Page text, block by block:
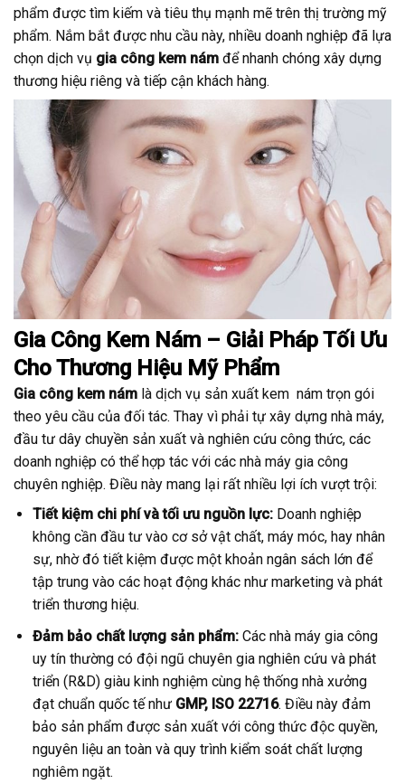
phẩm được tìm kiếm và tiêu thụ mạnh mẽ trên thị trường mỹ
phẩm. Nắm bắt được nhu cầu này, nhiều doanh nghiệp đã lựa
chọn dịch vụ gia công kem nám để nhanh chóng xây dựng
thương hiệu riêng và tiếp cận khách hàng.
Gia Công Kem Nám – Giải Pháp Tối Ưu
Cho Thương Hiệu Mỹ Phẩm
Gia công kem nám là dịch vụ sản xuất kem nám trọn gói
theo yêu cầu của đối tác. Thay vì phải tự xây dựng nhà máy,
đầu tư dây chuyền sản xuất và nghiên cứu công thức, các
doanh nghiệp có thể hợp tác với các nhà máy gia công
chuyên nghiệp. Điều này mang lại rất nhiều lợi ích vượt trội:
Tiết kiệm chi phí và tối ưu nguồn lực:Doanh nghiệp
không cần đầu tư vào cơ sở vật chất, máy móc, hay nhân
sự, nhờ đó tiết kiệm được một khoản ngân sách lớn để
tập trung vào các hoạt động khác như marketing và phát
triển thương hiệu.
Đảm bảo chất lượng sản phẩm:Các nhà máy gia công
uy tín thường có đội ngũ chuyên gia nghiên cứu và phát
triển (R&D) giàu kinh nghiệm cùng hệ thống nhà xưởng
đạt chuẩn quốc tế như GMP, ISO 22716. Điều này đảm
bảo sản phẩm được sản xuất với công thức độc quyền,
nguyên liệu an toàn và quy trình kiểm soát chất lượng
nghiêm ngặt.